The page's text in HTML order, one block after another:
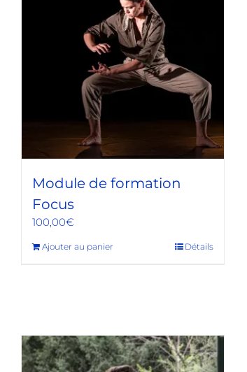
Module de formation
Focus
100,00€
Ajouter au panier Détails